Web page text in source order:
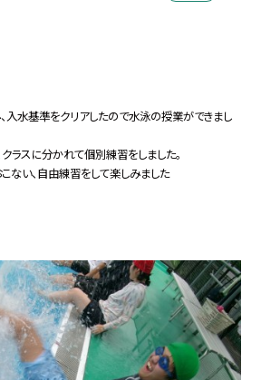
入水基準をクリアしたので水泳の授業ができまし
ラスに分かれて個別練習をしました。
ない、自由練習をして楽しみました